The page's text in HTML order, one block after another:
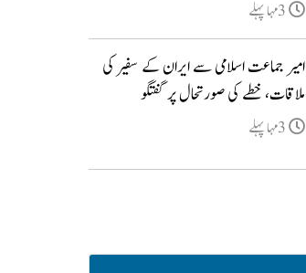
امیر جماعت اسلامی سے ایران کے سفیر کی
ملاقات، خطے کی صورتحال پر گفتگو